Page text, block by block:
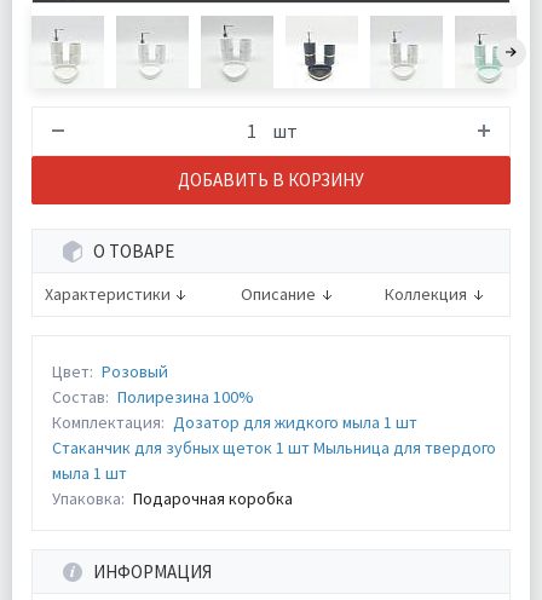
шт
ДОБАВИТЬ В КОРЗИНУ
О ТОВАРЕ
Характеристики Описание Коллекция
Цвет: Розовый
Состав: Полирезина 100%
Комплектация: Дозатор для жидкого мыла 1 шт
Стаканчик для зубных щеток 1 шт Мыльница для твердого
мыла 1 шт
Упаковка: Подарочная коробка
ИНФОРМАЦИЯ